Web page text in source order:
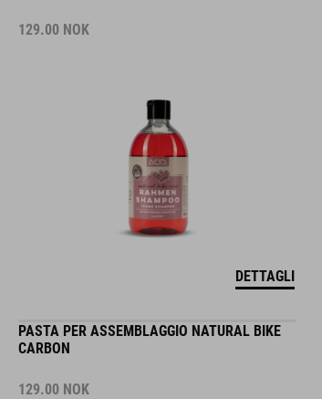
129.00 NOK
DETTAGLI
PASTA PER ASSEMBLAGGIO NATURAL BIKE
CARBON
129.00 NOK